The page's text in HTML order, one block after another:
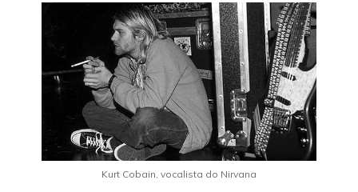
Kurt Cobain, vocalista do Nirvana